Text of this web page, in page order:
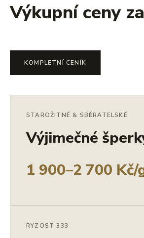
Výkupní ceny
KOMPLETNÍ CENÍK
STAROŽITNÉ & SBĚRATELSKÉ
Výjimečné
1 900–2 700 Kč/
RYZOST 333